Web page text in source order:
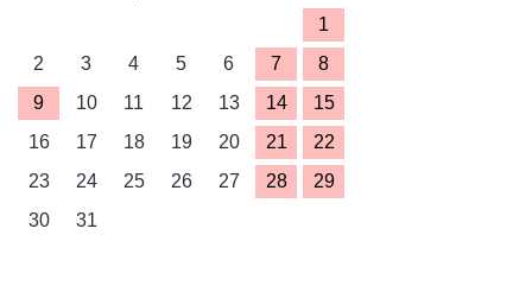
1
2
3 4 5 6 7
8
9
10 11 12 13 14
15
16
17 18 19 20 21
22
23
24 25 26 27 28
29
30
31